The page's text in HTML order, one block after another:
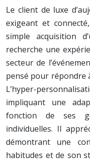
Le client de luxe
exigeant et
simple acquisition
recherche une
secteur de
pensé pour répondre
L’hyper-
impliquant une
fonction de ses
individuelles. Il
démontrant une
habitudes et de son